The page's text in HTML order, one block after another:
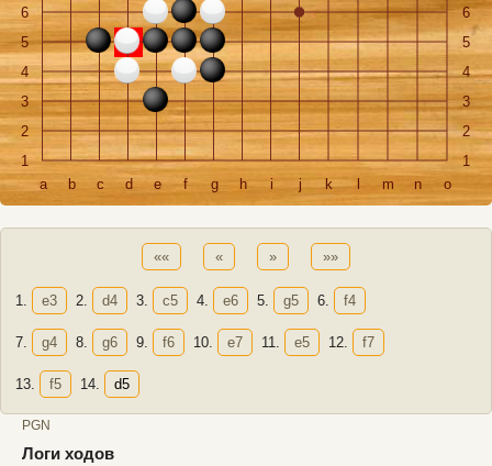
6
6
5
5
4
4
3
3
2
2
1
1
a
b c d e f g h i j k m n o
«« « » »»
1. e3 2. d4 3. c5 4. e6 5. g5 6. f4
7. g4 8. g6 9. f6 10. e7 11. e5 12. f7
13. f5 14. d5
PGN
Логи ходов